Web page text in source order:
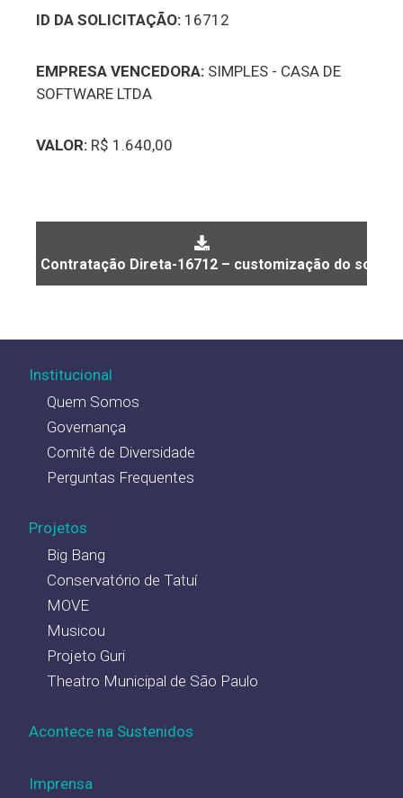
ID DA SOLICITAÇÃO: 16712
EMPRESA VENCEDORA: SIMPLES - CASA DE
SOFTWARE LTDA
VALOR: R$ 1.640,00
Contratação Direta-16712 – customização do
Institucional
Quem Somos
Governança
Comitê de Diversidade
Perguntas Frequentes
Projetos
Big Bang
Conservatório de Tatuí
MOVE
Musicou
Projeto Guri
Theatro Municipal de São Paulo
Acontece na Sustenidos
Imprensa